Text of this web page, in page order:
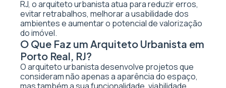
RJ, o arquiteto urbanista atua para reduzir erros,
evitar retrabalhos, melhorar a usabilidade dos
ambientes e aumentar o potencial de valorização
do imóvel.
O Que Faz um Arquiteto Urbanista em
Porto Real, RJ?
O arquiteto urbanista desenvolve projetos que
consideram não apenas a aparência do espaço,